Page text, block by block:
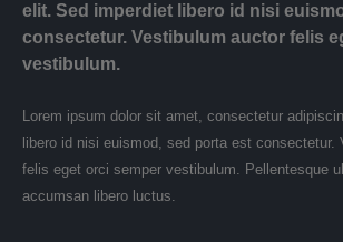
elit. Sed imperdiet libero id nisi
consectetur. Vestibulum auctor felis
vestibulum.
Lorem ipsum dolor sit amet, consectetur
libero id nisi euismod, sed porta est consectetur.
felis eget orci semper vestibulum. Pellentesque
accumsan libero luctus.